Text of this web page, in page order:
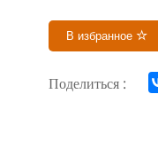
В избранное
Поделиться :